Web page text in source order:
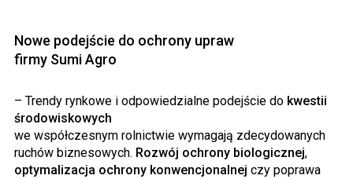
Nowe podejście do ochrony upraw
firmy SumiAgro
– Trendy rynkowe i odpowiedzialne podejście do kwestii
środowiskowych
we współczesnym rolnictwie wymagają zdecydowanych
ruchów biznesowych. Rozwój ochrony biologicznej,
optymalizacja ochrony konwencjonalnej czy poprawa